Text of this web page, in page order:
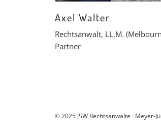
Axel Walter
Rechtsanwalt, LL.M.
Partner
© 2025 JSW Rechtsanwälte · Meyer-